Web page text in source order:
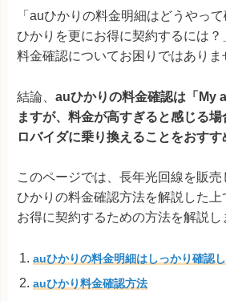
「auひかりの料金明細はどうやっ
ひかりを更にお得に契約するには
料金確認についてお困りではありま
結論、 auひかりの料金確認は「My
ますが、料金が高すぎると感じる
ロバイダに乗り換えることをおすす
このページでは、長年光回線を販
ひかりの料金確認方法を解説した
お得に契約するための方法を解説し
auひかりの料金明細はしっかり確認
auひかり料金確認方法